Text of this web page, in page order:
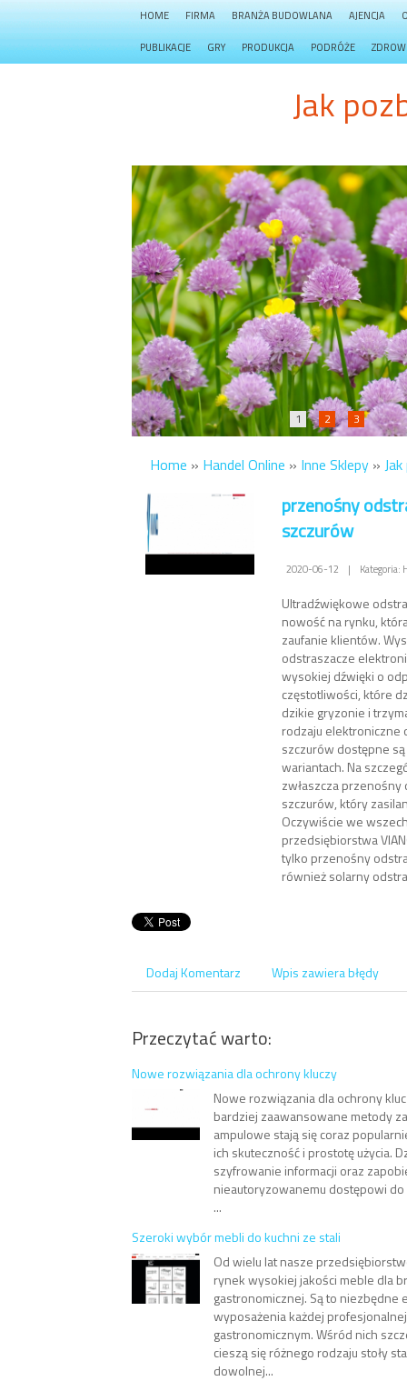
HOME FIRMA BRANŻA BUDOWLANA AJENCJA
PUBLIKACJE GRY PRODUKCJA PODRÓŻE
Jak
1 2 3
Home » Handel Online » Inne Sklepy »
przenośny
szczurów
2020-06-12 | Kategoria:
Ultradźwiękowe
nowość na rynku,
zaufanie klientów.
odstraszacze
wysokiej dźwięki o
częstotliwości, które
dzikie gryzonie i
rodzaju elektroniczne
szczurów dostępne
wariantach. Na
zwłaszcza przenośny
szczurów, który
Oczywiście we
przedsiębiorstwa
tylko przenośny
również solarny
Dodaj Komentarz Wpis zawiera błędy
Przeczytać warto:
Nowe rozwiązania dla ochrony kluczy
Nowe rozwiązania dla ochrony
bardziej zaawansowane metody
ampulowe stają się coraz
ich skuteczność i prostotę użycia.
szyfrowanie informacji oraz
nieautoryzowanemu dostępowi do
...
Szeroki wybór mebli do kuchni ze stali
Od wielu lat nasze
rynek wysokiej jakości meble dla
gastronomicznej. Są to niezbędne
wyposażenia każdej
gastronomicznym. Wśród nich
cieszą się różnego rodzaju stoły
dowolnej...